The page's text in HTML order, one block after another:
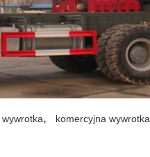
wywrotka, komercyjna wywrotka